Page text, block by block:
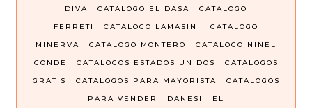
DIVA - CATALOGO EL DASA - CATALOGO
FERRETI
- CATALOGO LAMASINI - CATALOGO
MINERVA - CATALOGO MONTERO - CATALOGO NINEL
CONDE
- CATALOGOS ESTADOS UNIDOS - CATALOGOS
GRATIS - CATALOGOS PARA MAYORISTA - CATALOGOS
PARA VENDER
- DANESI - EL